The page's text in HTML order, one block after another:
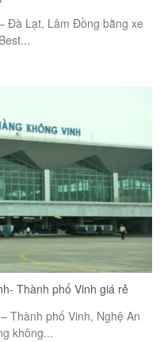
Đà Lạt, Lâm Đồng bằng xe
Thành phố Vinh giá rẻ
Thành phố Vinh, Nghệ An
không...